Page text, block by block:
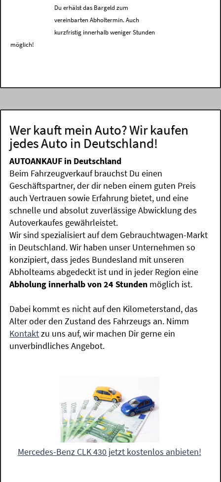
Du erhälst das Bargeld zum
vereinbarten Abholtermin. Auch
kurzfristig innerhalb weniger Stunden
möglich!
Wer kauft mein Auto? Wir kaufen
jedes Auto in Deutschland!
AUTOANKAUF in Deutschland
Beim Fahrzeugverkauf brauchst Du einen
Geschäftspartner, der dir neben einem guten Preis
auch Vertrauen sowie Erfahrung bietet, und eine
schnelle und absolut zuverlässige Abwicklung des
Autoverkaufes gewährleistet.
Wir sind spezialisiert auf dem Gebrauchtwagen-Markt
in Deutschland. Wir haben unser Unternehmen so
konzipiert, dass jedes Bundesland mit unseren
Abholteams abgedeckt ist und in jeder Region eine
Abholung innerhalb von 24 Stunden möglich ist.
Dabei kommt es nicht auf den Kilometerstand, das
Alter oder den Zustand des Fahrzeugs an. Nimm
Kontaktzu uns auf, wir machen Dir gerne ein
unverbindliches Angebot.
Mercedes-Benz CLK 430 jetzt kostenlos anbieten!